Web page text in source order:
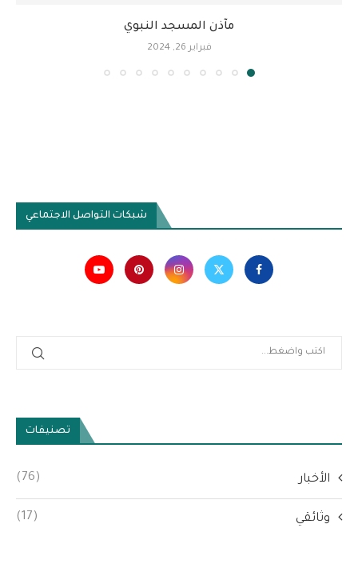
مآذن المسجد النبوي
فبراير 26, 2024
شبكات التواصل الاجتماعي
تصنيفات
الأخبار (76)
وثائقي (17)